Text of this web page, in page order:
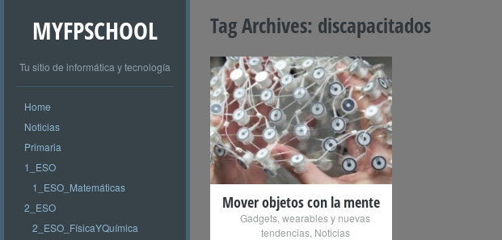
MYFPSCHOOL
Tu sitio de informática y tecnología
Home
Noticias
Primaria
1_ESO
1_ESO_Matemáticas
2_ESO
2_ESO_FísicaYQuímica
Tag Archives: discapacitados
+
Mover objetos con la mente
Gadgets, wearables y nuevas
tendencias, Noticias